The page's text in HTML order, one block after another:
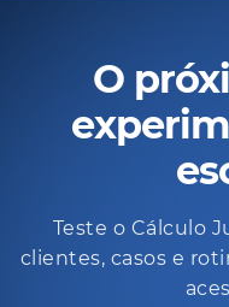
O
Teste o Cálculo
clientes, casos e